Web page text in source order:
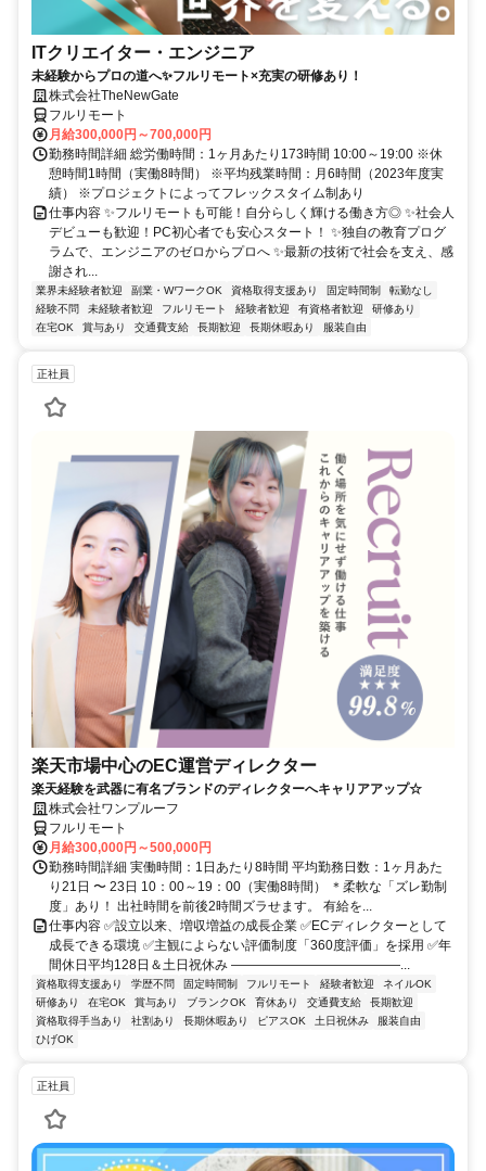
ITクリエイター・エンジニア
未経験からプロの道へ✨フルリモート×充実の研修あり！
株式会社TheNewGate
フルリモート
月給300,000円～700,000円
勤務時間詳細 総労働時間：1ヶ月あたり173時間 10:00～19:00 ※休
憩時間1時間（実働8時間） ※平均残業時間：月6時間（2023年度実
績） ※プロジェクトによってフレックスタイム制あり
仕事内容 ✨フルリモートも可能！自分らしく輝ける働き方◎ ✨社会人
デビューも歓迎！PC初心者でも安心スタート！ ✨独自の教育プログ
ラムで、エンジニアのゼロからプロへ ✨最新の技術で社会を支え、感
謝され...
業界未経験者歓迎 副業・WワークOK 資格取得支援あり 固定時間制
転勤なし
経験不問
未経験者歓迎 フルリモート 経験者歓迎 有資格者歓迎
研修あり
在宅OK
賞与あり 交通費支給 長期歓迎 長期休暇あり 服装自由
正社員
楽天市場中心のEC運営ディレクター
楽天経験を武器に有名ブランドのディレクターへキャリアアップ☆
株式会社ワンプルーフ
フルリモート
月給300,000円～500,000円
勤務時間詳細 実働時間：1日あたり8時間 平均勤務日数：1ヶ月あた
り21日 〜 23日 10：00～19：00（実働8時間） ＊柔軟な「ズレ勤制
度」あり！ 出社時間を前後2時間ズラせます。 有給を...
仕事内容 ✅設立以来、増収増益の成長企業 ✅ECディレクターとして
成長できる環境 ✅主観によらない評価制度「360度評価」を採用 ✅年
間休日平均128日＆土日祝休み ―――――――――――――...
資格取得支援あり 学歴不問 固定時間制 フルリモート 経験者歓迎
ネイルOK
研修あり
在宅OK 賞与あり ブランクOK 育休あり 交通費支給
長期歓迎
資格取得手当あり
社割あり 長期休暇あり ピアスOK 土日祝休み
服装自由
ひげOK
正社員